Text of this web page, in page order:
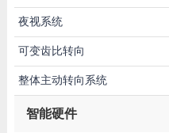
夜视系统
可变齿比转向
整体主动转向系统
智能硬件